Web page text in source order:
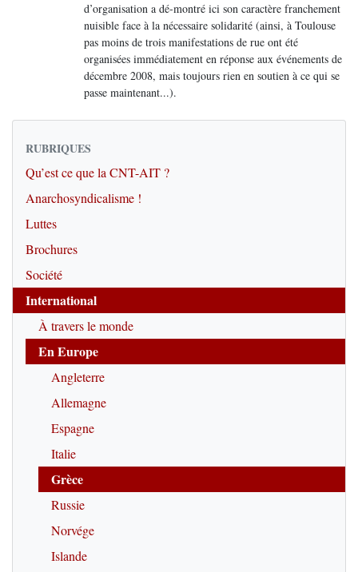
d’organisation a dé-montré ici son caractère franchement
nuisible face à la nécessaire solidarité (ainsi, à Toulouse
pas moins de trois manifestations de rue ont été
organisées immédiatement en réponse aux événements de
décembre 2008, mais toujours rien en soutien à ce qui se
passe maintenant...).
RUBRIQUES
Qu’est ce que la CNT-AIT ?
Anarchosyndicalisme !
Luttes
Brochures
Société
International
À travers le monde
En Europe
Angleterre
Allemagne
Espagne
Italie
Grèce
Russie
Norvége
Islande